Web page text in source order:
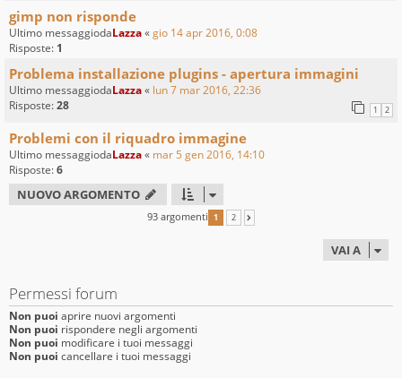
gimp non risponde
Ultimo messaggiodaLazza«gio 14 apr 2016, 0:08
Risposte: 1
Problema installazione plugins - apertura immagini
Ultimo messaggiodaLazza« lun 7 mar 2016, 22:36
Risposte:28 1 2
Problemi con il riquadro immagine
Ultimo messaggiodaLazza« mar 5 gen 2016, 14:10
Risposte:6
NUOVO ARGOMENTO
93 argomenti 1 2
VAI A
Permessi forum
Non puoi aprire nuovi argomenti
Non puoi rispondere negli argomenti
Non puoi modificare i tuoi messaggi
Non puoi cancellare i tuoi messaggi